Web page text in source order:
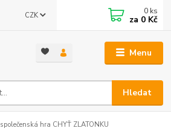
Menu
CZK
Hledat
0 ks
za 0 Kč
společenská hra CHYŤ ZLATONKU